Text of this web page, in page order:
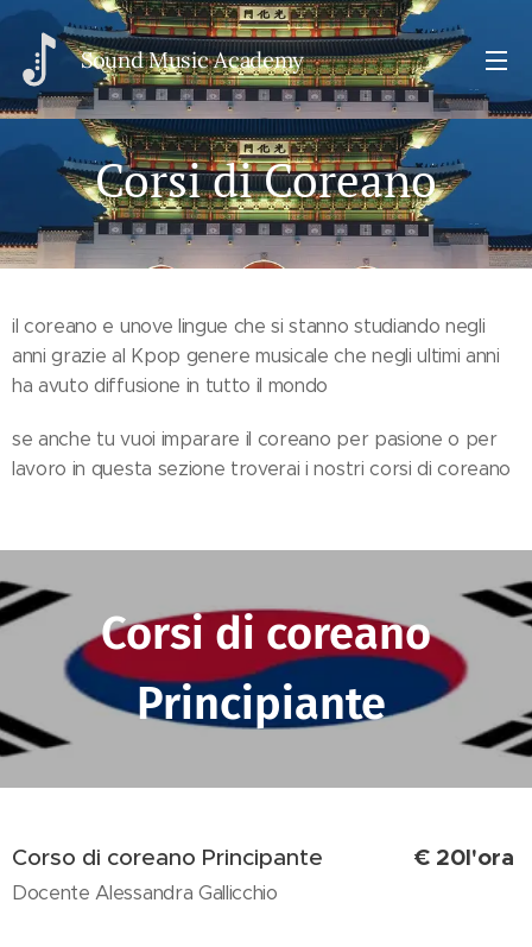
Sound Music Academy
Corsi di Coreano
il coreano e unove lingue che si stanno studiando negli
anni grazie al Kpop genere musicale che negli ultimi anni
ha avuto diffusione in tutto il mondo
se anche tu vuoi imparare il coreano per pasione o per
lavoro in questa sezione troverai i nostri corsi di coreano
Corsi di coreano
Principiante
Corso di coreano Principante
Docente Alessandra Gallicchio
€ 20l'ora